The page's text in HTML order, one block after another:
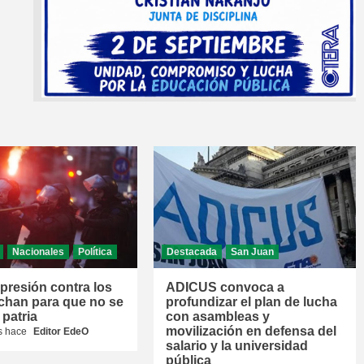
Nacionales Política
contra los
para que no se
patria
hace Editor EdeO
Destacada San Juan
ADICUS convoca a
profundizar el plan de lucha
con asambleas y
movilización en defensa del
salario y la universidad
pública